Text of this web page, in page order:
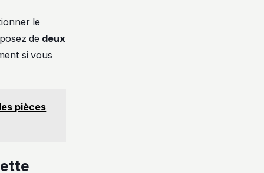
le
de deux
si vous
pièces